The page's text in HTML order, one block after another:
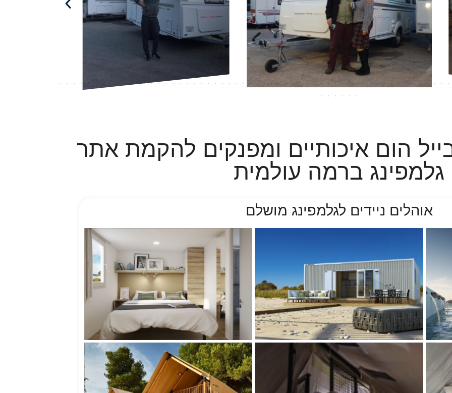
הום איכותיים ומפנקים להקמת אתר
גלמפינג ברמה עולמית
אוהלים ניידים לגלמפינג מושלם